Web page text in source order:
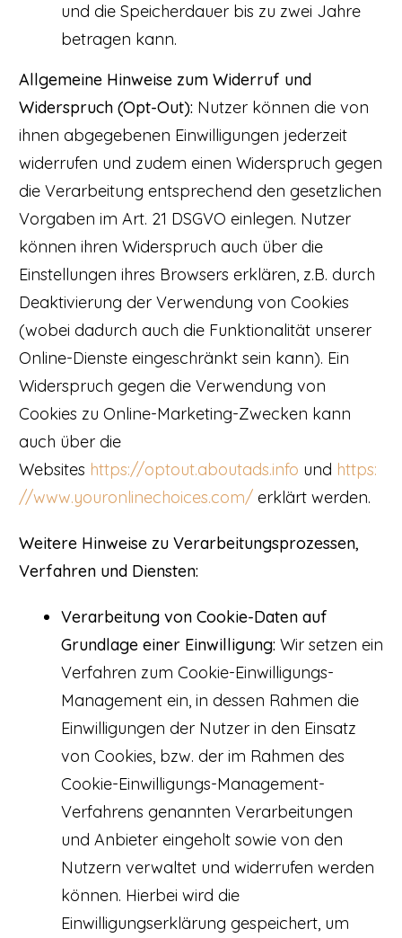
und die Speicherdauer bis zu zwei Jahre
betragen kann.
Allgemeine Hinweise zum Widerruf und
Widerspruch (Opt-Out): Nutzer können die von
ihnen abgegebenen Einwilligungen jederzeit
widerrufen und zudem einen Widerspruch gegen
die Verarbeitung entsprechend den gesetzlichen
Vorgaben im Art. 21 DSGVO einlegen. Nutzer
können ihren Widerspruch auch über die
Einstellungen ihres Browsers erklären, z.B. durch
Deaktivierung der Verwendung von Cookies
(wobei dadurch auch die Funktionalität unserer
Online-Dienste eingeschränkt sein kann). Ein
Widerspruch gegen die Verwendung von
Cookies zu Online-Marketing-Zwecken kann
auch über die
Websites https://optout.aboutads.info und https:
//www.youronlinechoices.com/ erklärt werden.
Weitere Hinweise zu Verarbeitungsprozessen,
Verfahren und Diensten:
Verarbeitung von Cookie-Daten auf
Grundlage einer Einwilligung: Wir setzen ein
Verfahren zum Cookie-Einwilligungs-
Management ein, in dessen Rahmen die
Einwilligungen der Nutzer in den Einsatz
von Cookies, bzw. der im Rahmen des
Cookie-Einwilligungs-Management-
Verfahrens genannten Verarbeitungen
und Anbieter eingeholt sowie von den
Nutzern verwaltet und widerrufen werden
können. Hierbei wird die
Einwilligungserklärung gespeichert, um